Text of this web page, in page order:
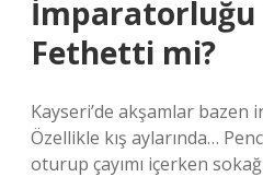
İmparatorluğu
Fethetti mi?
Kayseri’de akşamlar bazen
Özellikle kış aylarında…
oturup çayımı içerken